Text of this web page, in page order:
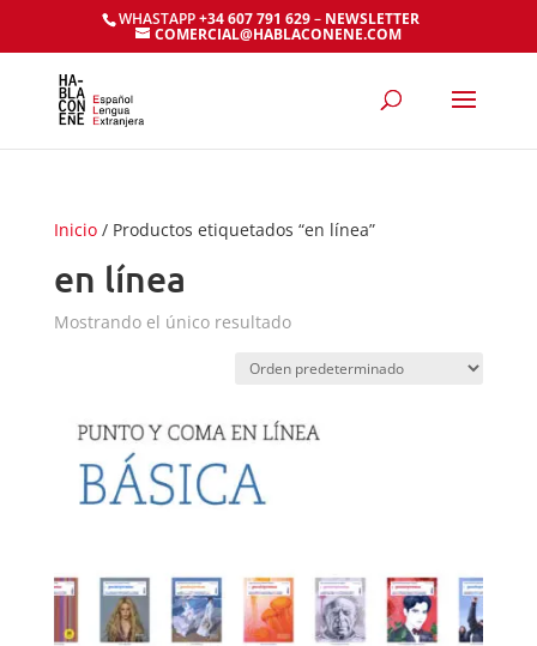
WHASTAPP+34 607 791 629– NEWSLETTER
COMERCIAL@HABLACONENE.COM
Inicio/ Productos etiquetados “en línea”
en línea
Mostrando el único resultado